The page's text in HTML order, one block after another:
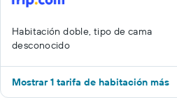
Habitación doble, tipo de cama
desconocido
Mostrar 1 tarifa de habitación más